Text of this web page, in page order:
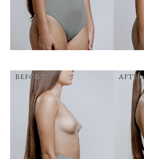
BEFORE AFTER